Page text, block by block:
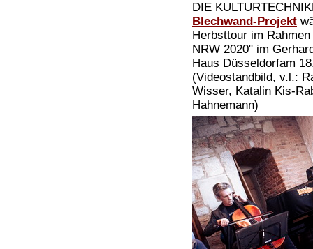
DIE
Blechwand-Projekt
Herbsttour im
NRW 2020" im
Haus Düsseldorfam
(Videostandbild, v.l.:
Wisser, Katalin Kis-
Hahnemann)